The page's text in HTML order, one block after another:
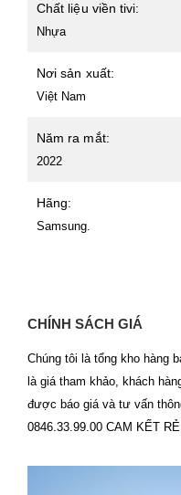
Chất liệu viền tivi:
Nhựa
Nơi sản xuất:
Việt Nam
Năm ra mắt:
2022
Hãng:
Samsung.
CHÍNH SÁCH GIÁ
Chúng tôi là tổng kho hàng
là giá tham khảo, khách
được báo giá và tư vấn
0846.33.99.00 CAM KẾT